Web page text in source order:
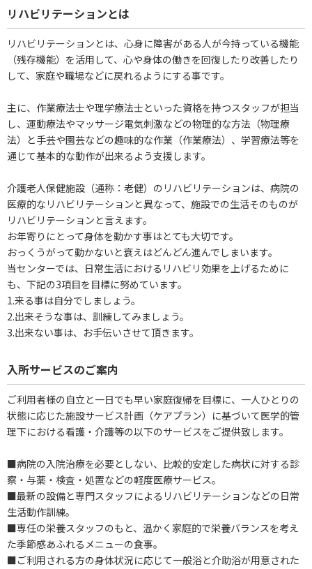
リハビリテーションとは
リハビリテーションとは、心身に障害がある人が今持っている機能
（残存機能）を活用して、心や身体の働きを回復したり改善したり
して、家庭や職場などに戻れるようにする事です。
主に、作業療法士や理学療法士といった資格を持つスタッフが担当
し、運動療法やマッサージ電気刺激などの物理的な方法（物理療
法）と手芸や園芸などの趣味的な作業（作業療法）、学習療法等を
通じて基本的な動作が出来るよう支援します。
介護老人保健施設（通称：老健）のリハビリテーションは、病院の
医療的なリハビリテーションと異なって、施設での生活そのものが
リハビリテーションと言えます。
お年寄りにとって身体を動かす事はとても大切です。
おっくうがって動かないと衰えはどんどん進んでしまいます。
当センターでは、日常生活におけるリハビリ効果を上げるために
も、下記の3項目を目標に努めています。
1.来る事は自分でしましょう。
2.出来そうな事は、訓練してみましょう。
3.出来ない事は、お手伝いさせて頂きます。
入所サービスのご案内
ご利用者様の自立と一日でも早い家庭復帰を目標に、一人ひとりの
状態に応じた施設サービス計画（ケアプラン）に基づいて医学的管
理下における看護・介護等の以下のサービスをご提供致します。
■病院の入院治療を必要としない、比較的安定した病状に対する診
察・与薬・検査・処置などの軽度医療サービス。
■最新の設備と専門スタッフによるリハビリテーションなどの日常
生活動作訓練。
■専任の栄養スタッフのもと、温かく家庭的で栄養バランスを考え
た季節感あふれるメニューの食事。
■ご利用される方の身体状況に応じて一般浴と介助浴が用意された